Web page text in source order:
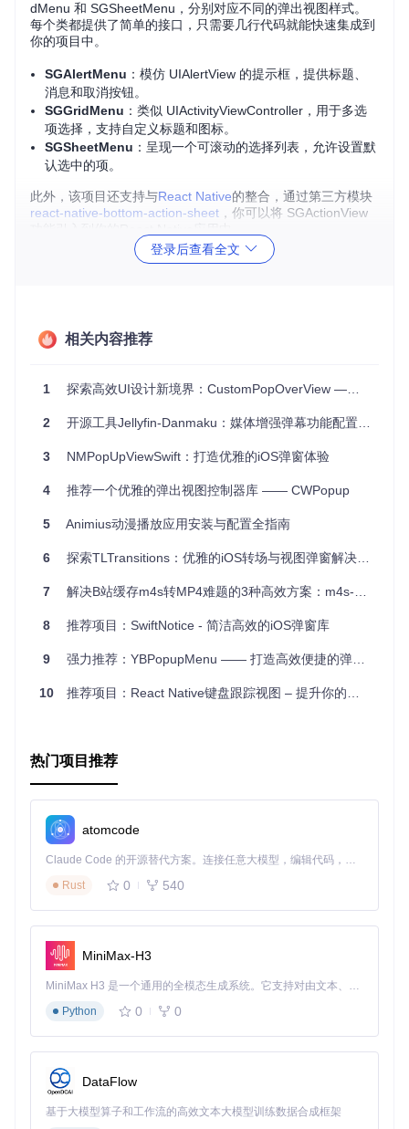
dMenu 和 SGSheetMenu，分别对应不同的弹出视图样式。
每个类都提供了简单的接口，只需要几行代码就能快速集成到
你的项目中。
SGAlertMenu ：模仿 UIAlertView 的提示框，提供标题、
消息和取消按钮。
SGGridMenu ：类似 UIActivityViewController，用于多选
项选择，支持自定义标题和图标。
SGSheetMenu ：呈现一个可滚动的选择列表，允许设置默
认选中的项。
此外，该项目还支持与React Native的整合，通过第三方模块
react-native-bottom-action-sheet ，你可以将 SGActionView
项目及技术应用场景
当用户进行关键操作，如删除数据或订阅服务时，展示 SG
选项，如保存、分享或跳转。
户选择。
这样的弹出视图不仅可以提高用户体验，还能统一应用的视觉
简单易用：直观的API使得添加弹出视图变得轻松快捷。
及图标，满足不同设计需求。
量。
ative。
码，无需担心版权问题。
还是经验丰富的开发者，都会发现它是一个不可或缺的开发资
登录后查看全文
相关内容推荐
1 探索高效UI设计新境界：CustomPopOverView —— 强大的iOS弹出视图解决方案
2 开源工具Jellyfin-Danmaku：媒体增强弹幕功能配置指南
3 NMPopUpViewSwift：打造优雅的iOS弹窗体验
4 推荐一个优雅的弹出视图控制器库 —— CWPopup
5 Animius动漫播放应用安装与配置全指南
6 探索TLTransitions：优雅的iOS转场与视图弹窗解决方案
7 解决B站缓存m4s转MP4难题的3种高效方案：m4s-converter实用全攻略
8 推荐项目：SwiftNotice - 简洁高效的iOS弹窗库
9 强力推荐：YBPopupMenu —— 打造高效便捷的弹出菜单
10 推荐项目：React Native键盘跟踪视图 – 提升你的移动开发体验！
热门项目推荐
atomcode
Claude Code 的开源替代方案。连接任意大模型，编辑代码，运行命令，自动验证 — 全自动执行。用 Rust 构建，极致性能。 ｜ An open-source alternative to Claude Code. Connect any LLM, edit code, run commands, and verify changes — autonomously. Built in Rust for speed. Get Started
Rust
0 540
MiniMax-H3
MiniMax H3 是一个通用的全模态生成系统。它支持对由文本、图像、视频和音频组成的多模态上下文进行统一理解，并能生成分辨率高达 2K、时长可达 15 秒的带原生立体声音频的视频。得益于面向任务泛化的系统设计，H3 在预训练阶段就已具备广泛的多模态上下文理解与生成能力，能够出色地执行复杂的多模态指令。
Python
0 0
DataFlow
基于大模型算子和工作流的高效文本大模型训练数据合成框架